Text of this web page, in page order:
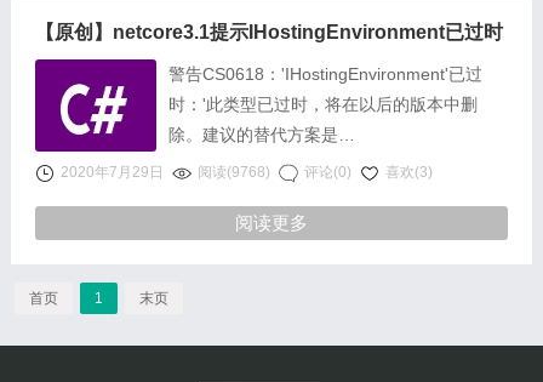
【原创】netcore3.1提示IHostingEnvironment已过时
警告CS0618：'IHostingEnvironment'已过
时：'此类型已过时，将在以后的版本中删
除。建议的替代方案是
2020年7月29日 阅读(9768) 评论(0) 喜欢(3)
阅读更多
首页 1 末页